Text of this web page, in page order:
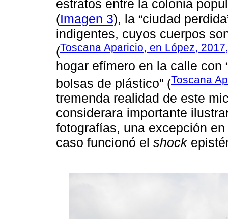
estratos entre la colonia
(Imagen 3), la “ciudad
indigentes, cuyos cuerpos
(Toscana Aparicio, en López,
hogar efímero en la calle con
bolsas de plástico” (Toscana
tremenda realidad de este
considerara importante
fotografías, una excepción
caso funcionó el shock